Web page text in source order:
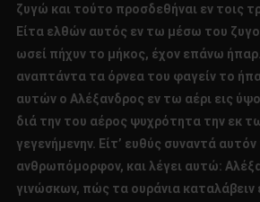
ζυγώ και τούτο προσδεθήναι εν τοις
Είτα ελθών αυτός εν τω μέσω του
ωσεί πήχυν το μήκος, έχον επάνω
αναπτάντα τα όρνεα του φαγείν το
αυτών ο Αλέξανδρος εν τω αέρι εις
διά την του αέρος ψυχρότητα την εκ
γεγενήμενην. Είτ’ ευθύς συναντά αυτόν
ανθρωπόμορφον, και λέγει αυτώ:
γινώσκων, πώς τα ουράνια καταλάβειν